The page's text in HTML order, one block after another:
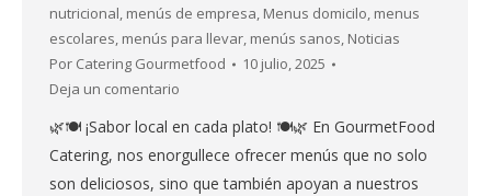
nutricional, menús de empresa, Menus domicilo, menus
escolares, menús para llevar, menús sanos, Noticias
Por Catering Gourmetfood
10 julio, 2025
Deja un comentario
🌿🍽️ ¡Sabor local en cada plato! 🍽️🌿 En GourmetFood
Catering, nos enorgullece ofrecer menús que no solo
son deliciosos, sino que también apoyan a nuestros